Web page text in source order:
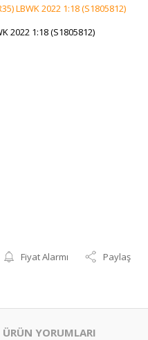
LBWK 2022 1:18 (S1805812)
Fiyat Alarmı Paylaş
ÜRÜN YORUMLARI